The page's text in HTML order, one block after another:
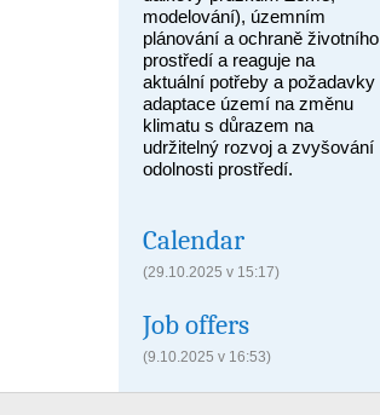
modelování), územním
plánování a ochraně životního
prostředí a reaguje na
aktuální potřeby a požadavky
adaptace území na změnu
klimatu s důrazem na
udržitelný rozvoj a zvyšování
odolnosti prostředí.
Calendar
(29.10.2025 v 15:17)
Job offers
(9.10.2025 v 16:53)